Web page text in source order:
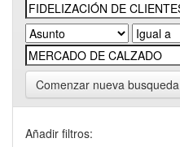
Comenzar nueva busqueda
Añadir filtros: